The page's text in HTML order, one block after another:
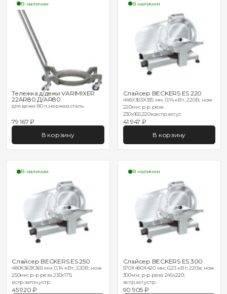
В наличии
Тележка д/дежи VARIMIXER
22AR80 Д/AR80
для дежи 80 л.;нержав.сталь
79 167 ₽
В корзину
В наличии
Слайсер BECKERS ES 220
448Х363Х335 мм, 0,14 кВт, 220В, нож
220мм; р-р реза
230х165;220в;встр.зат.ус
41 947 ₽
В корзину
В наличии
Слайсер BECKERS ES 250
480Х363Х365 мм; 0,14 кВт; 220В; нож
250мм; р-р реза 230х175;
встр.заточ.устр
45 920 ₽
В наличии
Слайсер BECKERS ES 300
570Х480Х420 мм; 0,23 кВт; 220в; нож
300мм; р-р реза 245х220;
встр.зат.устр.
90 905 ₽